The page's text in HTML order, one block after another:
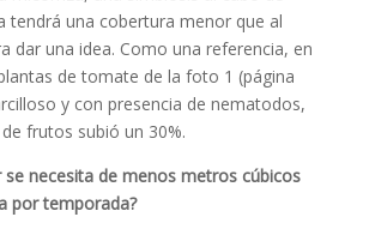
tendrá una cobertura menor que al
dar una idea. Como una referencia, en
de tomate de la foto 1 (página
y con presencia de nematodos,
frutos subió un 30%.
se necesita de menos metros cúbicos
por temporada?